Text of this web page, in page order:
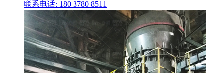
联系电话: 180 3780 8511